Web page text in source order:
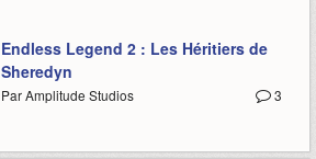
Endless Legend 2 : Les Héritiers de
Sheredyn
3
Par Amplitude Studios